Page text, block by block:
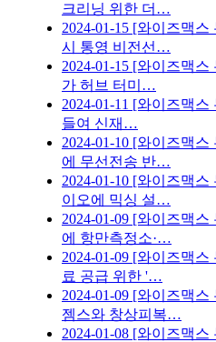
크리닝 위한 더…
2024-01-15 [와이즈맥스
시 통영 비전선…
2024-01-15 [와이즈맥스
가 허브 터미…
2024-01-11 [와이즈맥스
들여 신재…
2024-01-10 [와이즈맥스
에 무선전송 반…
2024-01-10 [와이즈맥스
이오에 믹싱 설…
2024-01-09 [와이즈맥스
에 항만측정소·…
2024-01-09 [와이즈맥스
료 공급 위한 '…
2024-01-09 [와이즈맥스
젬스와 창상피복…
2024-01-08 [와이즈맥스